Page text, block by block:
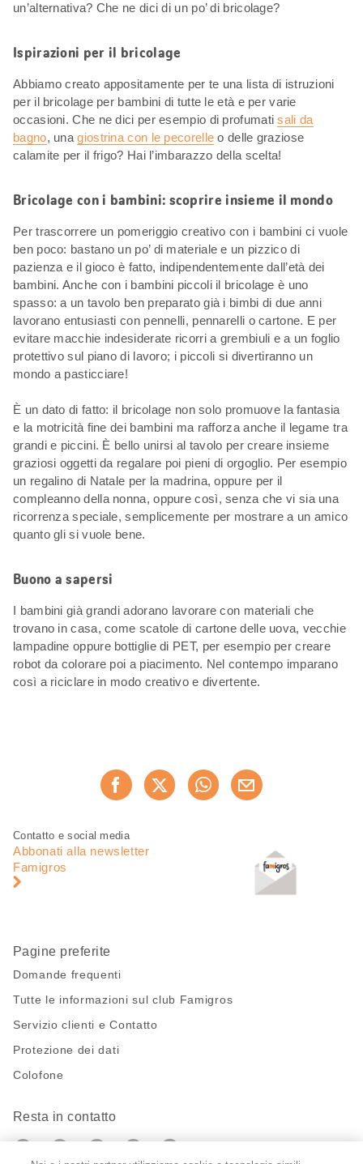
un’alternativa? Che ne dici di un po’ di bricolage?
Ispirazioni per il bricolage
Abbiamo creato appositamente per te una lista di istruzioni
per il bricolage per bambini di tutte le età e per varie
occasioni. Che ne dici per esempio di profumatisali da
bagno, unagiostrina con le pecorelle o delle graziose
calamite per il frigo? Hai l’imbarazzo della scelta!
Bricolage con i bambini: scoprire insieme il mondo
Per trascorrere un pomeriggio creativo con i bambini ci vuole
ben poco: bastano un po’ di materiale e un pizzico di
pazienza e il gioco è fatto, indipendentemente dall’età dei
bambini. Anche con i bambini piccoli il bricolage è uno
spasso: a un tavolo ben preparato già i bimbi di due anni
lavorano entusiasti con pennelli, pennarelli o cartone. E per
evitare macchie indesiderate ricorri a grembiuli e a un foglio
protettivo sul piano di lavoro; i piccoli si divertiranno un
mondo a pasticciare!
È un dato di fatto: il bricolage non solo promuove la fantasia
e la motricità fine dei bambini ma rafforza anche il legame tra
grandi e piccini. È bello unirsi al tavolo per creare insieme
graziosi oggetti da regalare poi pieni di orgoglio. Per esempio
un regalino di Natale per la madrina, oppure per il
compleanno della nonna, oppure così, senza che vi sia una
ricorrenza speciale, semplicemente per mostrare a un amico
quanto gli si vuole bene.
Buono a sapersi
I bambini già grandi adorano lavorare con materiali che
trovano in casa, come scatole di cartone delle uova, vecchie
lampadine oppure bottiglie di PET, per esempio per creare
robot da colorare poi a piacimento. Nel contempo imparano
così a riciclare in modo creativo e divertente.
Consiglia ora
Piè
pagina
Navigazione
pagina
Contatto e social media
Abbonati alla newsletter
Famigros
Pagine preferite
Domande frequenti
Tutte le informazioni sul club Famigros
Servizio clienti e Contatto
Protezione dei dati
Colofone
Resta in contatto
https://twitter.com/migros?
https://www.youtube.com/user/
PinterestInstagram